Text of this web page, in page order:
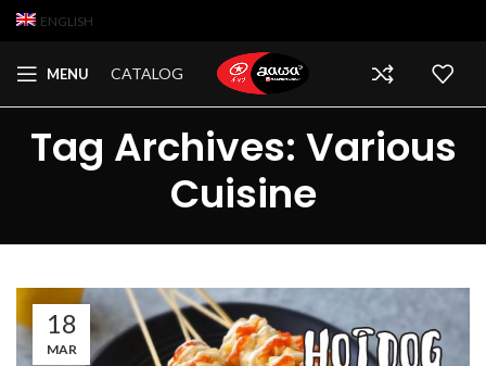
ENGLISH
MENU CATALOG
Tag Archives: Various
Cuisine
18
MAR